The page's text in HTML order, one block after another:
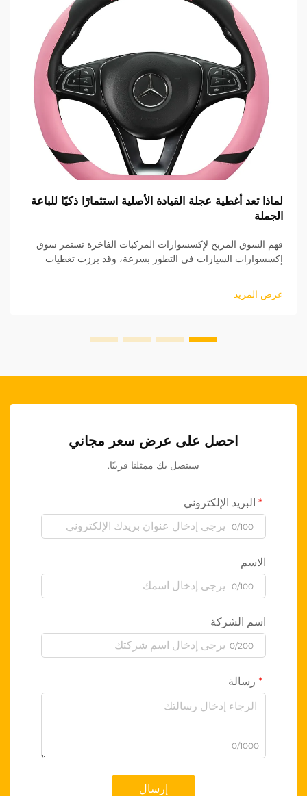
لماذا تعد أغطية عجلة القيادة الأصلية استثمارًا ذكيًا للباعة
الجملة
فهم السوق المربح لإكسسوارات المركبات الفاخرة تستمر سوق
إكسسوارات السيارات في التطور بسرعة، وقد برزت تغطيات
للبائعين بالجملة. هذه المنتجات عالية الجودة...
عرض المزيد
احصل على عرض سعر مجاني
سيتصل بك ممثلنا قريبًا.
البريد الإلكتروني
0/100
الاسم
0/100
اسم الشركة
0/200
رسالة
0/1000
إرسال